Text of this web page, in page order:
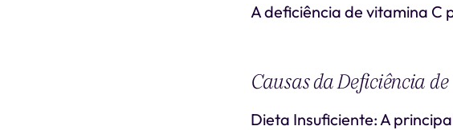
A deficiência de vitamina C
Causas da Deficiência
Dieta Insuficiente: A